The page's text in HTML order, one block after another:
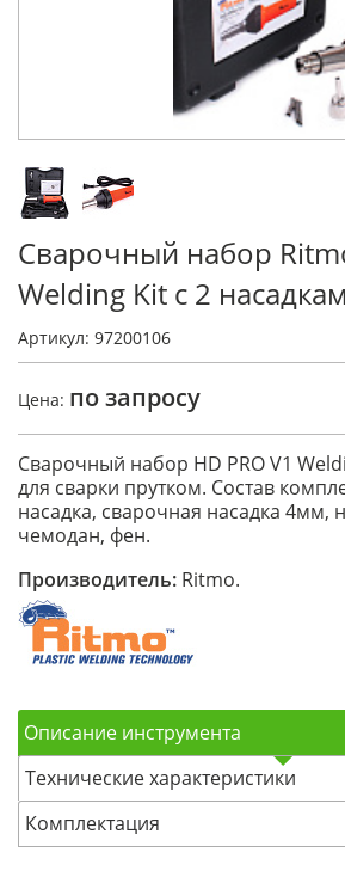
Сварочный набор
Welding Kit с 2
Артикул: 97200106
Цена: по запросу
Сварочный набор HD PRO V1
для сварки прутком. Состав
насадка, сварочная насадка 4мм,
чемодан, фен.
Производитель: Ritmo.
Описание инструмента
Технические характеристики
Комплектация